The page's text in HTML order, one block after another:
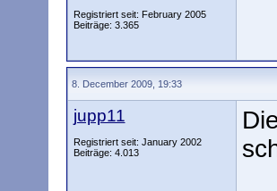
Registriert seit: February 2005
Beiträge: 3.365
8. December 2009, 19:33
jupp11
Registriert seit: January 2002
Beiträge: 4.013